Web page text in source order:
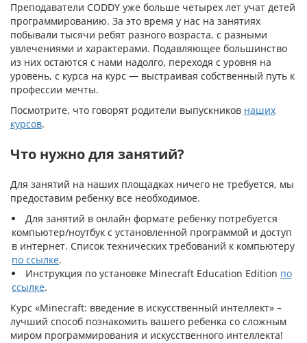
Преподаватели CODDY уже больше четырех лет учат детей
программированию. За это время у нас на занятиях
побывали тысячи ребят разного возраста, с разными
увлечениями и характерами. Подавляющее большинство
из них остаются с нами надолго, переходя с уровня на
уровень, с курса на курс — выстраивая собственный путь к
профессии мечты.
Посмотрите, что говорят родители выпускников наших
курсов.
Что нужно для занятий?
Для занятий на наших площадках ничего не требуется, мы
предоставим ребенку все необходимое.
Для занятий в онлайн формате ребенку потребуется
компьютер/ноутбук с установленной программой и доступ
в интернет. Список технических требований к компьютеру
по ссылке.
Инструкция по установке Minecraft Education Edition по
ссылке.
Курс «Minecraft: введение в искусственный интеллект» –
лучший способ познакомить вашего ребенка со сложным
миром программирования и искусственного интеллекта!